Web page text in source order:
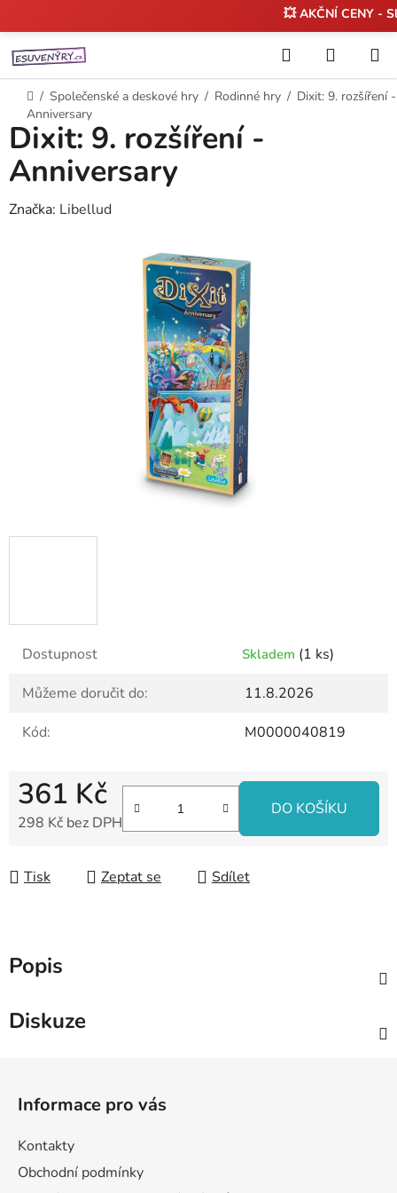
na
obsah
💥 AKČNÍ CENY -
Hledat
KOŠÍK
Domů
/ Společenské a deskové hry / Rodinné hry / Dixit: 9. rozšíření -
Anniversary
Dostupnost Skladem (1 ks)
Můžeme doručit do:
11.8.2026
Kód:
M0000040819
361 Kč
298 Kč bez DPH
DO KOŠÍKU
Tisk Zeptat se Sdílet
Dixit: 9. rozšíření -
Anniversary
Značka: Libellud
Popis
Diskuze
Informace pro vás
Kontakty
Obchodní podmínky